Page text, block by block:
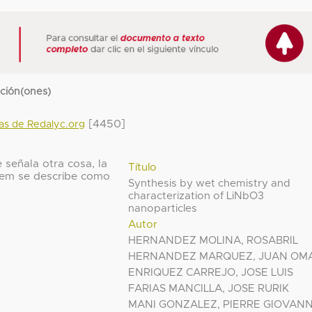
de Redalyc.org [4450]
Título
Synthesis by wet chemistry and
characterization of LiNbO3
nanoparticles
Autor
HERNANDEZ MOLINA, ROSABRIL
HERNANDEZ MARQUEZ, JUAN
ENRIQUEZ CARREJO, JOSE LUIS
FARIAS MANCILLA, JOSE RURIK
MANI GONZALEZ, PIERRE
señala otra cosa, la
se describe como